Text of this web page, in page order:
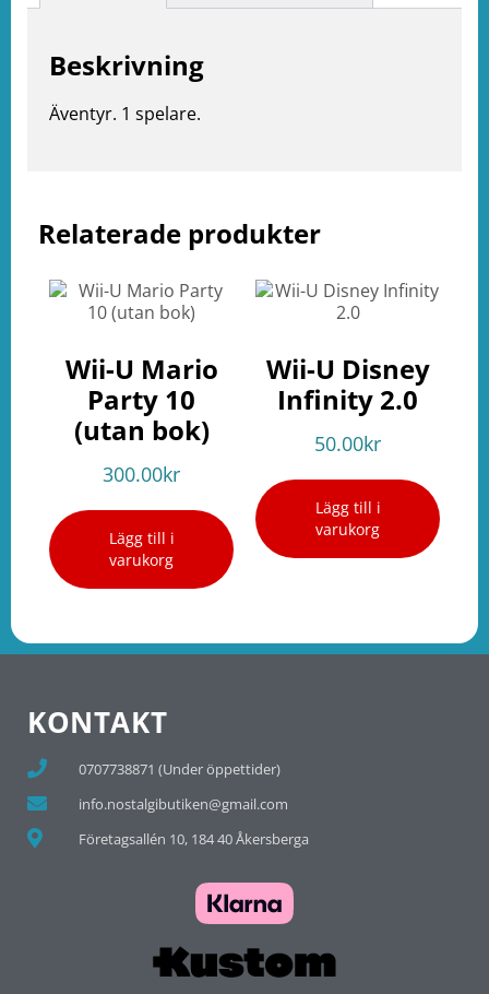
Relaterade produkter
Wii-U Mario
Party 10
(utan bok)
300.00kr
Lägg till i
varukorg
Wii-U Disney
Infinity 2.0
50.00kr
Lägg till i
varukorg
Beskrivning
Äventyr. 1 spelare.
KONTAKT
0707738871 (Under öppettider)
info.nostalgibutiken@gmail.com
Företagsallén 10, 184 40 Åkersberga